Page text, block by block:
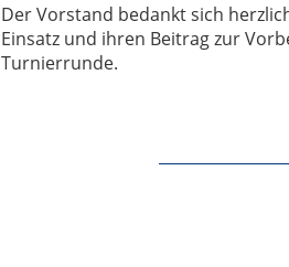
Der Vorstand bedankt sich
Einsatz und ihren Beitrag zur
Turnierrunde.